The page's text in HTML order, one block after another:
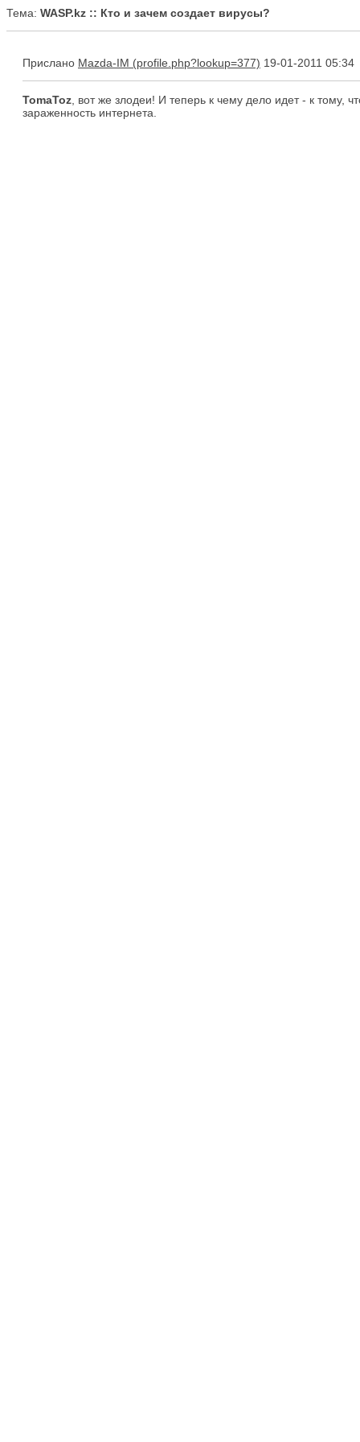
Тема: WASP.kz :: Кто и зачем создает вирусы?
Прислано Mazda-IM 19-01-2011 05:34
TomaToz , вот же злодеи! И теперь к чему дело идет - к тому,
зараженность интернета.